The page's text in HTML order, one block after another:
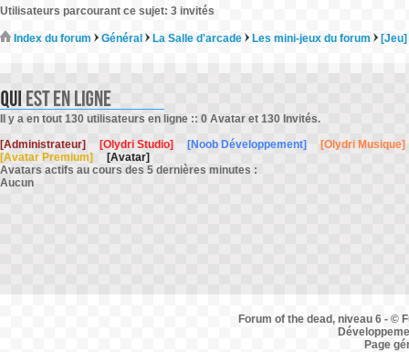
Utilisateurs parcourant ce sujet: 3 invités
Index du forum Général La Salle d'arcade Les mini-jeux du forum
Il y a en tout 130 utilisateurs en ligne :: 0 Avatar et 130 Invités.
[Administrateur]
[Olydri Studio] [Noob Développement]
[Olydri Musique]
[Avatar Premium]
[Avatar]
Avatars actifs au cours des 5 dernières minutes :
Aucun
Forum of the dead, niveau 6 - ©
Page